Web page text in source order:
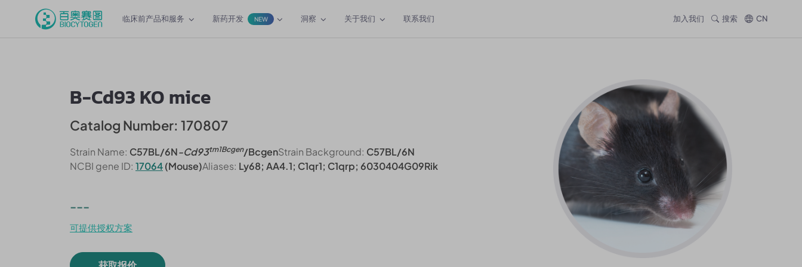
临床前产品和服务 新药开发 NEW 洞察 关于我们 联系我们 加入我们 搜索 CN
B-Cd93 KO mice
Catalog Number: 170807
Strain Name: C57BL/6N-Cd93tm1Bcgen/BcgenStrain Background: C57BL/6N
NCBI gene ID: 17064(Mouse)Aliases: Ly68; AA4.1; C1qr1; C1qrp; 6030404G09Rik
---
可提供授权方案